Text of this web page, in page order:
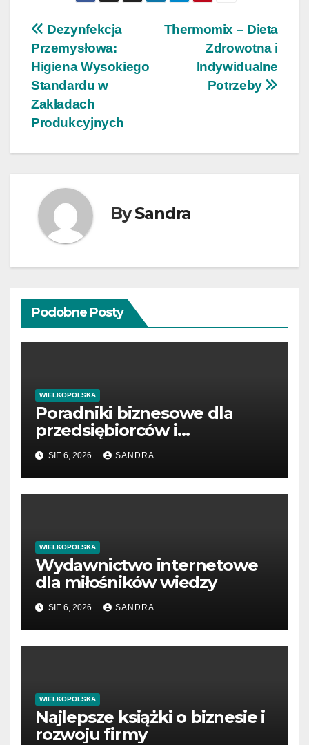
Nawigacja
wpisu
Thermomix – Dieta
Zdrowotna i
Indywidualne
Potrzeby
Dezynfekcja
Przemysłowa:
Higiena Wysokiego
Standardu w
Zakładach
Produkcyjnych
BySandra
Podobne Posty
WIELKOPOLSKA
Poradniki biznesowe dla
przedsiębiorców i
menedżerów
SIE 6, 2026 SANDRA
WIELKOPOLSKA
Wydawnictwo internetowe
dla miłośników wiedzy
SIE 6, 2026 SANDRA
WIELKOPOLSKA
Najlepsze książki o biznesie i
rozwoju firmy